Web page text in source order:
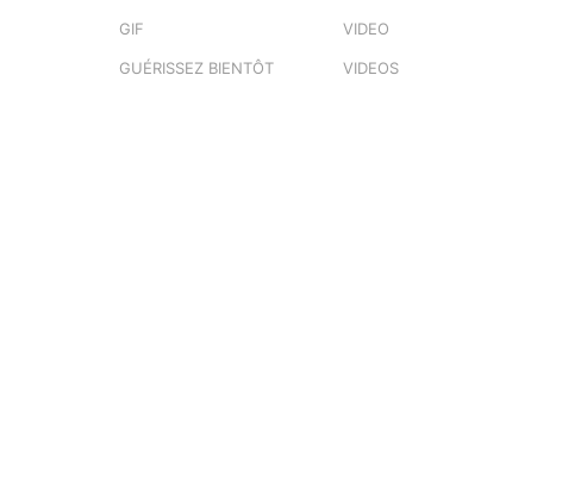
GIF
GUÉRISSEZ BIENTÔT
VIDEO
VIDEOS